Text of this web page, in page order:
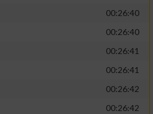
00:26:40
00:26:40
00:26:41
00:26:41
00:26:42
00:26:42